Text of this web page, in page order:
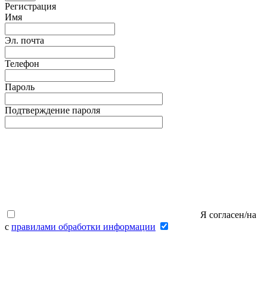
Регистрация
Имя
Эл. почта
Телефон
Пароль
Подтверждение пароля
Я согласен/на
с правилами обработки информации